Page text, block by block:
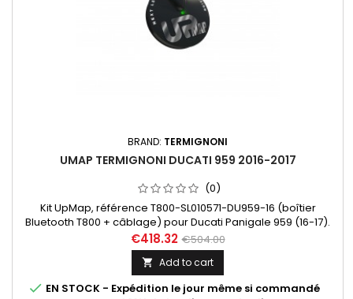
BRAND: TERMIGNONI
UMAP TERMIGNONI DUCATI 959 2016-2017
(0)
Kit UpMap, référence T800-SL010571-DU959-16 (boîtier
Bluetooth T800 + câblage) pour Ducati Panigale 959 (16-17).
Dans "En savoir plus", découvrez les différentes maps
disponibles en fonction des configurations.
€418.32 €504.00
 Add to cart
 EN STOCK - Expédition le jour même si commandé